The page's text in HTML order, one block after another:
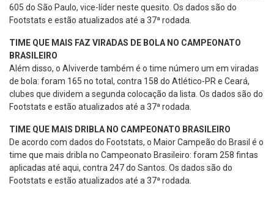
605 do São Paulo, vice-líder neste quesito. Os dados são do
Footstats e estão atualizados até a 37ª rodada.
TIME QUE MAIS FAZ VIRADAS DE BOLA NO CAMPEONATO
BRASILEIRO
Além disso, o Alviverde também é o time número um em viradas
de bola: foram 165 no total, contra 158 do Atlético-PR e Ceará,
clubes que dividem a segunda colocação da lista. Os dados são do
Footstats e estão atualizados até a 37ª rodada.
TIME QUE MAIS DRIBLA NO CAMPEONATO BRASILEIRO
De acordo com dados do Footstats, o Maior Campeão do Brasil é o
time que mais dribla no Campeonato Brasileiro: foram 258 fintas
aplicadas até aqui, contra 247 do Santos. Os dados são do
Footstats e estão atualizados até a 37ª rodada.